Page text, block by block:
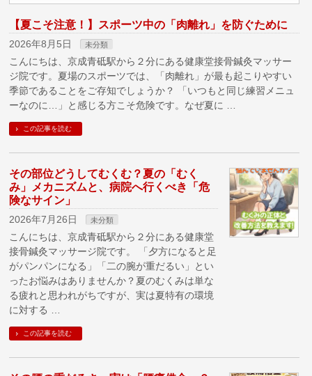
【夏こそ注意！】スポーツ中の「肉離れ」を防ぐために
2026年8月5日 未分類
こんにちは、京成青砥駅から２分にある健康堂接骨鍼灸マッサー
ジ院です。夏場のスポーツでは、「肉離れ」が最も起こりやすい
季節であることをご存知でしょうか？ 「いつもと同じ練習メニュ
ーなのに…」と感じる方こそ危険です。なぜ夏に …
この記事を読む
その部位どうしてむくむ？夏の「むく
み」メカニズムと、病院へ行くべき「危
険なサイン」
2026年7月26日 未分類
こんにちは、京成青砥駅から２分にある健康堂
接骨鍼灸マッサージ院です。 「夕方になると足
がパンパンになる」「二の腕が重だるい」とい
ったお悩みはありませんか？夏のむくみは単な
る疲れと思われがちですが、実は夏特有の環境
に対する …
この記事を読む